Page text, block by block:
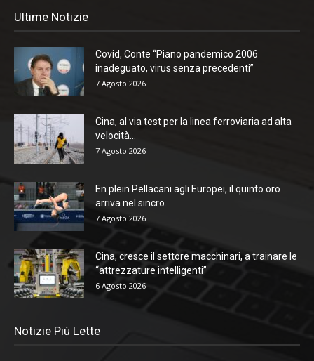
Ultime Notizie
Covid, Conte “Piano pandemico 2006
inadeguato, virus senza precedenti”
7 Agosto 2026
Cina, al via test per la linea ferroviaria ad alta
velocità...
7 Agosto 2026
En plein Pellacani agli Europei, il quinto oro
arriva nel sincro...
7 Agosto 2026
Cina, cresce il settore macchinari, a trainare le
“attrezzature intelligenti”
6 Agosto 2026
Notizie Più Lette